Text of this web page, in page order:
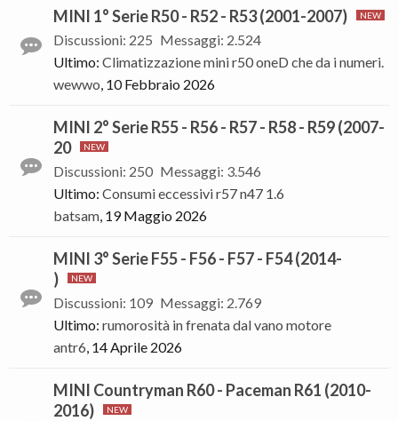
MINI 1° Serie R50 - R52 - R53 (2001-2007)
Discussioni: 225 Messaggi: 2.524
Ultimo: Climatizzazione mini r50 oneD che da i numeri.
wewwo, 10 Febbraio 2026
MINI 2° Serie R55 - R56 - R57 - R58 - R59 (2007-
20
Discussioni: 250 Messaggi: 3.546
Ultimo: Consumi eccessivi r57 n47 1.6
batsam, 19 Maggio 2026
MINI 3° Serie F55 - F56 - F57 - F54 (2014-
)
Discussioni: 109 Messaggi: 2.769
Ultimo: rumorosità in frenata dal vano motore
antr6, 14 Aprile 2026
MINI Countryman R60 - Paceman R61 (2010-
2016)